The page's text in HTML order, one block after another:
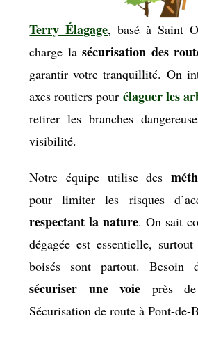
Terry Élagage, basé à Saint
charge lasécurisation des
garantir votre tranquillité. On
axes routiers pour élaguer les
retirer les branches
visibilité.
Notre équipe utilise des
pour limiter les risques
respectant la nature. On sait
dégagée est essentielle,
boisés sont partout. Besoin
sécuriser une voie près
Sécurisation de route à Pont-de-